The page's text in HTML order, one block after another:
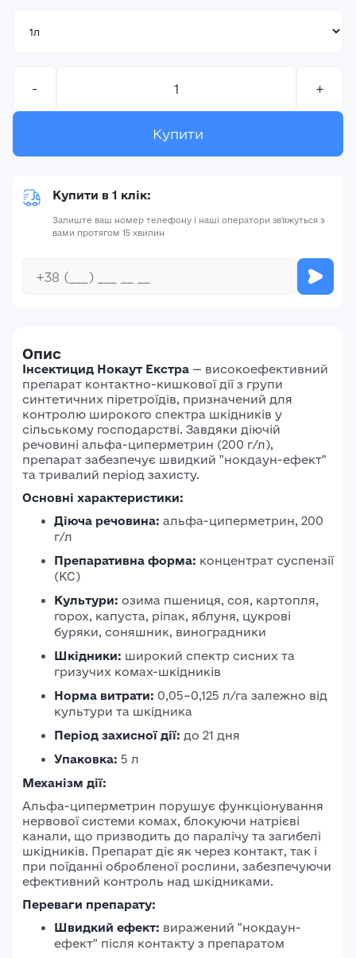
- +
Купити
Купити в 1 клік:
Залиште ваш номер телефону і наші оператори зв'яжуться з
вами протягом 15 хвилин
Опис
Інсектицид Нокаут Екстра — високоефективний
препарат контактно-кишкової дії з групи
синтетичних піретроїдів, призначений для
контролю широкого спектра шкідників у
сільському господарстві. Завдяки діючій
речовині альфа-циперметрин (200 г/л),
препарат забезпечує швидкий "нокдаун-ефект"
та тривалий період захисту.
Основні характеристики:
Діюча речовина: альфа-циперметрин, 200
г/л
Препаративна форма: концентрат суспензії
(КС)
Культури: озима пшениця, соя, картопля,
горох, капуста, ріпак, яблуня, цукрові
буряки, соняшник, виноградники
Шкідники: широкий спектр сисних та
гризучих комах-шкідників
Норма витрати: 0,05–0,125 л/га залежно від
культури та шкідника
Період захисної дії: до 21 дня
Упаковка: 5 л
Механізм дії:
Альфа-циперметрин порушує функціонування
нервової системи комах, блокуючи натрієві
канали, що призводить до паралічу та загибелі
шкідників. Препарат діє як через контакт, так і
при поїданні обробленої рослини, забезпечуючи
ефективний контроль над шкідниками.
Переваги препарату:
Швидкий ефект: виражений "нокдаун-
ефект" після контакту з препаратом